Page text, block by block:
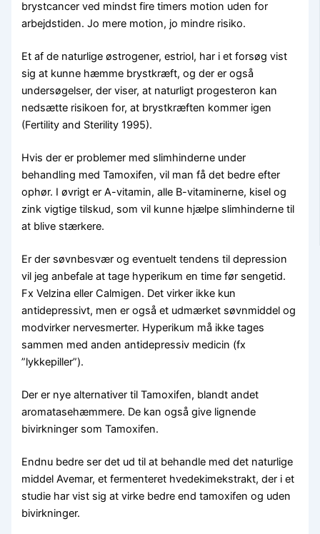
brystcancer ved mindst fire timers motion uden for
arbejdstiden. Jo mere motion, jo mindre risiko.
Et af de naturlige østrogener, estriol, har i et forsøg vist
sig at kunne hæmme brystkræft, og der er også
undersøgelser, der viser, at naturligt progesteron kan
nedsætte risikoen for, at brystkræften kommer igen
(Fertility and Sterility 1995).
Hvis der er problemer med slimhinderne under
behandling med Tamoxifen, vil man få det bedre efter
ophør. I øvrigt er A-vitamin, alle B-vitaminerne, kisel og
zink vigtige tilskud, som vil kunne hjælpe slimhinderne til
at blive stærkere.
Er der søvnbesvær og eventuelt tendens til depression
vil jeg anbefale at tage hyperikum en time før sengetid.
Fx Velzina eller Calmigen. Det virker ikke kun
antidepressivt, men er også et udmærket søvnmiddel og
modvirker nervesmerter. Hyperikum må ikke tages
sammen med anden antidepressiv medicin (fx
”lykkepiller”).
Der er nye alternativer til Tamoxifen, blandt andet
aromatasehæmmere. De kan også give lignende
bivirkninger som Tamoxifen.
Endnu bedre ser det ud til at behandle med det naturlige
middel Avemar, et fermenteret hvedekimekstrakt, der i et
studie har vist sig at virke bedre end tamoxifen og uden
bivirkninger.